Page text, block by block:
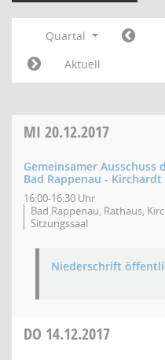
Quartal
Aktuell
MI 20.12.2017
Gemeinsamer
Bad Rappenau - Kirchardt
16:00-16:30 Uhr
Bad Rappenau, Rathaus,
Sitzungssaal
Niederschrift
DO 14.12.2017